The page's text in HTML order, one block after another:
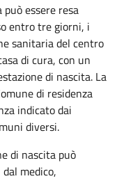
essere resa
entro tre giorni, i
sanitaria del centro
di cura, con un
di nascita. La
di residenza
indicato dai
diversi.
di nascita può
medico,